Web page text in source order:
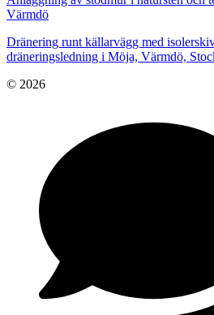
Värmdö
Dränering runt källarvägg med
dräneringsledning i Möja, Värmdö,
© 2026